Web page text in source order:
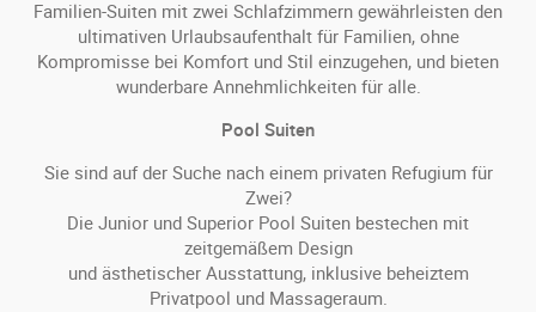
Familien-Suiten mit zwei Schlafzimmern gewährleisten den
ultimativen Urlaubsaufenthalt für Familien, ohne
Kompromisse bei Komfort und Stil einzugehen, und bieten
wunderbare Annehmlichkeiten für alle.
Pool Suiten
Sie sind auf der Suche nach einem privaten Refugium für
Zwei?
Die Junior und Superior Pool Suiten bestechen mit
zeitgemäßem Design
und ästhetischer Ausstattung, inklusive beheiztem
Privatpool und Massageraum.